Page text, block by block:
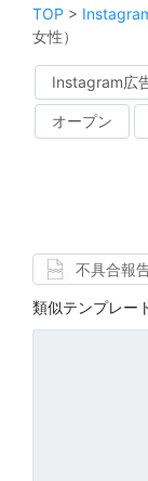
TOP >
女性）
Instagram広
オープン
不具合報
類似テンプレー